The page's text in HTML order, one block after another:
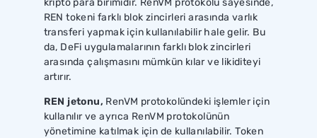
REN tokeni farklı blok zincirleri arasında varlık
transferi yapmak için kullanılabilir hale gelir. Bu
da, DeFi uygulamalarının farklı blok zincirleri
arasında çalışmasını mümkün kılar ve likiditeyi
artırır.
REN jetonu, RenVM protokolündeki işlemler için
kullanılır ve ayrıca RenVM protokolünün
yönetimine katılmak için de kullanılabilir. Token